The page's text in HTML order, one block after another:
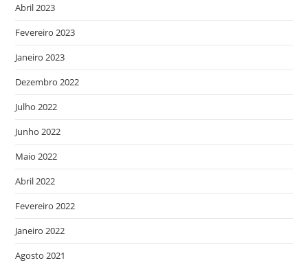
Abril 2023
Fevereiro 2023
Janeiro 2023
Dezembro 2022
Julho 2022
Junho 2022
Maio 2022
Abril 2022
Fevereiro 2022
Janeiro 2022
Agosto 2021